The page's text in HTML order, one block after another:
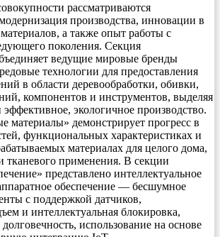
рассматриваются
производства, инновации в
а также опыт работы с
поколения. Секция
ведущие мировые бренды
технологии для предоставления
в области деревообработки, обивки,
компонентов и инструментов, выделяя
экологичное производство.
материалы» демонстрирует прогресс в
функциональных характеристиках и
материалах для целого дома,
тканевого применения. В секции
представлено интеллектуальное
обеспечение — бесшумное
с поддержкой датчиков,
и интеллектуальная блокировка,
использование на основе